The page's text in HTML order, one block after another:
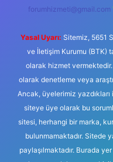
forumhizmeti@gmail.com
Yasal Uyarı: Sitemiz, 5651
ve İletişim Kurumu (BTK)
olarak hizmet
olarak denetleme veya
Ancak, üyelerimiz
siteye üye olarak bu
sitesi, herhangi bir marka,
bulunmamaktadır. Sitede
paylaşılmaktadır. Burada